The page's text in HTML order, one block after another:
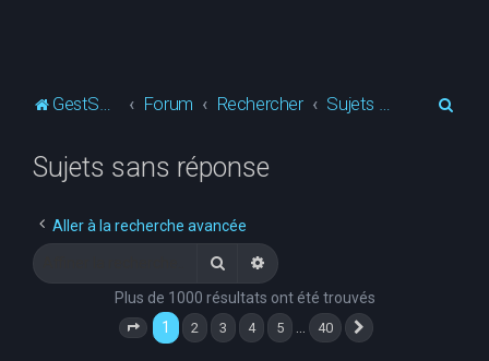
GestSup.fr Forum Rechercher
Sujets sans réponse
Aller à la recherche avancée
RechercherRecherche avancée
Plus de 1000 résultats ont été trouvés
Page 1 sur 40
1 2 3 4 5 40